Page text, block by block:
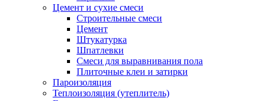
Цемент и сухие смеси
Строительные смеси
Цемент
Штукатурка
Шпатлевки
Смеси для выравнивания пола
Плиточные клеи и затирки
Пароизоляция
Теплоизоляция (утеплитель)